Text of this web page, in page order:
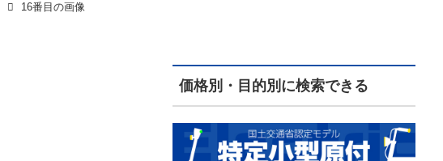
16番目の画像
価格別・目的別に検索できる